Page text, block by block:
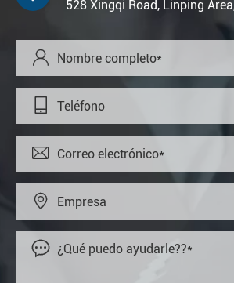
528 Xingqi Road, Linping




